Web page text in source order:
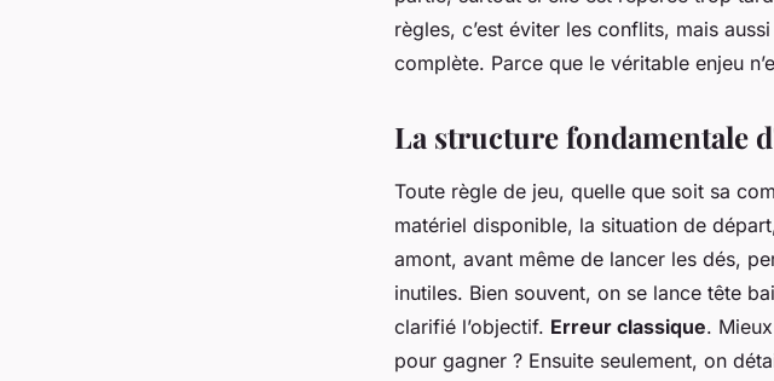
12 min de lecture
règles, c’est éviter les conflits, mais
complète. Parce que le véritable enjeu
La structure fondamentale
Toute règle de jeu, quelle que soit sa
matériel disponible, la situation de
amont, avant même de lancer les dés,
inutiles. Bien souvent, on se lance tête
clarifié l’objectif. Erreur classique.
pour gagner ? Ensuite seulement, on